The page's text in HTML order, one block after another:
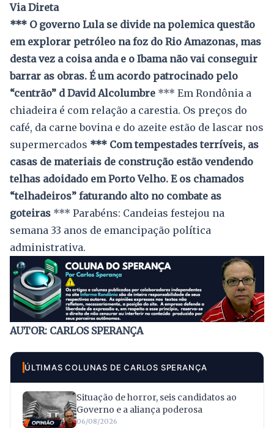
Via Direta
*** O governo Lula se divide na polemica questão
em explorar petróleo na foz do Rio Amazonas, mas
desta vez a coisa anda e o Ibama não vai conseguir
barrar as obras. É um acordo patrocinado pelo
“centrão” d David Alcolumbre *** Em Rondônia a
chiadeira é com relação a carestia. Os preços do
café, da carne bovina e do azeite estão de lascar nos
supermercados *** Com tempestades terríveis, as
casas de materiais de construção estão vendendo
telhas adoidado em Porto Velho. E os chamados
“telhadeiros” faturando alto no combate as
goteiras *** Parabéns: Candeias festejou na
semana 33 anos de emancipação política
administrativa.
AUTOR: CARLOS SPERANÇA
ÚLTIMAS COLUNAS DE CARLOS SPERANÇA
Situação de horror, seis candidatos ao
Governo e a aliança poderosa
06/08/2026